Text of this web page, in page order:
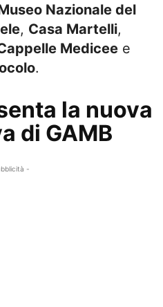
Nazionale del
, Casa Martelli,
Medicee e
.
la nuova
di GAMB
-